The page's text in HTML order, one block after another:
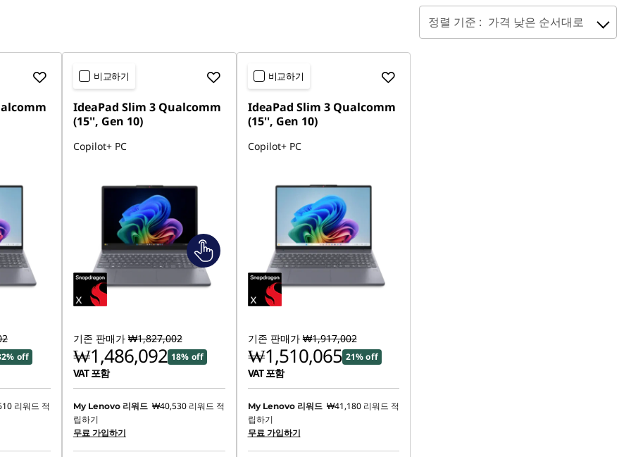
정렬 기준 : 가격 낮은 순서대로
off
리워드 적
비교하기
IdeaPad Slim 3 Qualcomm
(15'', Gen 10)
Copilot+ PC
기존 판매가 ₩1,827,002
₩1,486,092 18% off
VAT 포함
My Lenovo 리워드 ₩40,530리워드 적
립하기
무료 가입하기
비교하기
IdeaPad Slim 3 Qualcomm
(15'', Gen 10)
Copilot+ PC
기존 판매가 ₩1,917,002
₩1,510,065 21% off
VAT 포함
My Lenovo 리워드 ₩41,180리워드 적
립하기
무료 가입하기